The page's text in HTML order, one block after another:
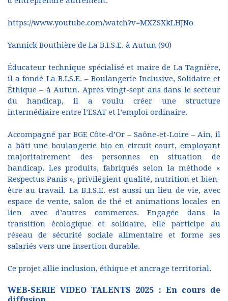
https://www.youtube.com/watch?v=MXZSXkLHJNo
Yannick Bouthière de La B.I.S.E. à Autun (90)
Éducateur technique spécialisé et maire de La Tagnière,
il a fondé La B.I.S.E. – Boulangerie Inclusive, Solidaire et
Éthique – à Autun. Après vingt-sept ans dans le secteur
du handicap, il a voulu créer une structure
intermédiaire entre l’ESAT et l’emploi ordinaire.
Accompagné par BGE Côte-d’Or – Saône-et-Loire – Ain, il
a bâti une boulangerie bio en circuit court, employant
majoritairement des personnes en situation de
handicap. Les produits, fabriqués selon la méthode «
Respectus Panis », privilégient qualité, nutrition et bien-
être au travail. La B.I.S.E. est aussi un lieu de vie, avec
espace de vente, salon de thé et animations locales en
lien avec d’autres commerces. Engagée dans la
transition écologique et solidaire, elle participe au
réseau de sécurité sociale alimentaire et forme ses
salariés vers une insertion durable.
Ce projet allie inclusion, éthique et ancrage territorial.
WEB-SERIE VIDEO TALENTS 2025 : En cours de